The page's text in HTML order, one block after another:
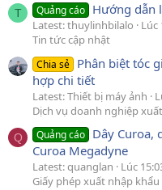
T Quảng cáo Hướng dẫn
Latest: thuylinhbilalo
Lúc
Tin tức cập nhật
Chia sẻ Phân biệt tóc
hợp chi tiết
Latest: Thiết bị máy ảnh
Dịch vụ doanh nghiệp
Q Quảng cáo Dây Curoa,
Curoa Megadyne
Latest: quanglan
Lúc
Giấy phép xuất nhập khẩu